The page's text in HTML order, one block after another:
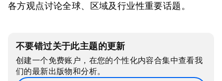
各方观点讨论全球、区域及行业性重要话题。
不要错过关于此主题的更新
创建一个免费账户，在您的个性化内容合集中查看我
们的最新出版物和分析。